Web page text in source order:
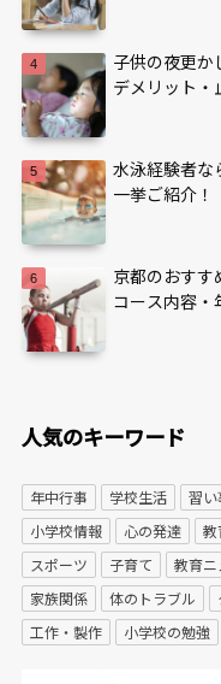
子供の夜更か
デメリット・
水泳経験者な
一挙ご紹介！
京都のおすす
コース内容・
人気のキーワード
年中行事 学校生活 習い
小学校情報
心の発達 教
スポーツ
子育て 教育ニ
家族関係
体のトラブル
工作・製作
小学校の勉強